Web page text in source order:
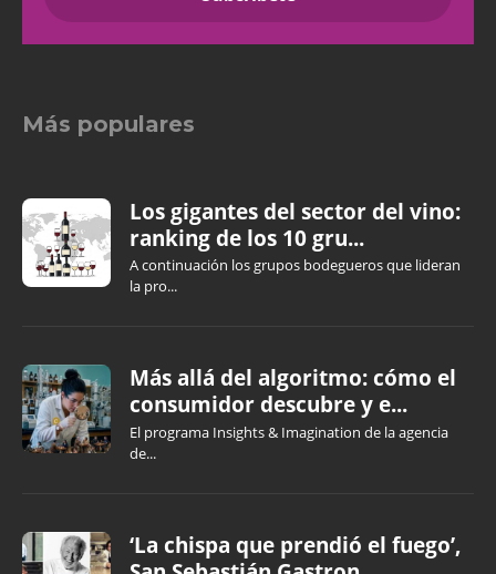
Más populares
Los gigantes del sector del vino:
ranking de los 10 gru...
A continuación los grupos bodegueros que lideran
la pro...
Más allá del algoritmo: cómo el
consumidor descubre y e...
El programa Insights & Imagination de la agencia
de...
‘La chispa que prendió el fuego’,